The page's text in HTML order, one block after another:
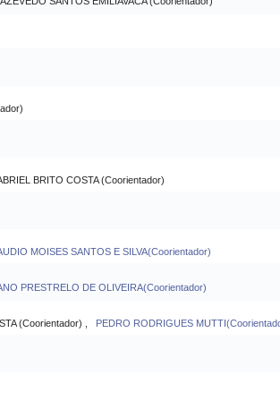
BRITO COSTA (Coorientador)
MOISES SANTOS E SILVA(Coorientador)
PRESTRELO DE OLIVEIRA(Coorientador)
(Coorientador) , PEDRO RODRIGUES